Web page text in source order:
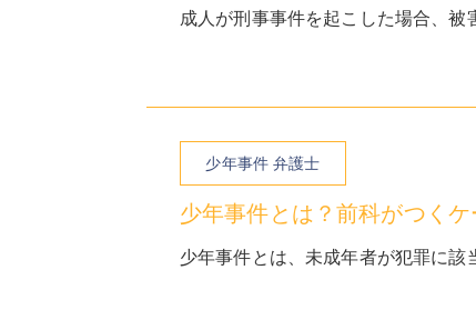
成人が刑事事件を起こした場合、
少年事件 弁護士
少年事件とは？前科がつく
少年事件とは、未成年者が犯罪に